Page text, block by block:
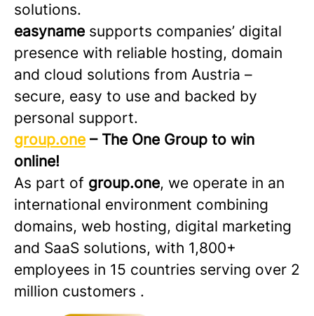
solutions.
easyname supports companies’ digital
presence with reliable hosting, domain
and cloud solutions from Austria –
secure, easy to use and backed by
personal support.
group.one – The One Group to win
online!
As part of group.one, we operate in an
international environment combining
domains, web hosting, digital marketing
and SaaS solutions, with 1,800+
employees in 15 countries serving over 2
million customers .